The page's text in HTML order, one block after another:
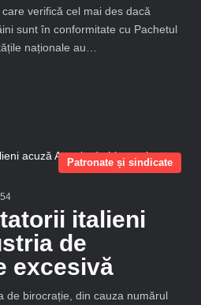
verifică cel mai des dacă
sunt în conformitate cu Pachetul
naționale au…
Patronate și sindicate
italieni
de
excesivă
de birocrație, din cauza numărul